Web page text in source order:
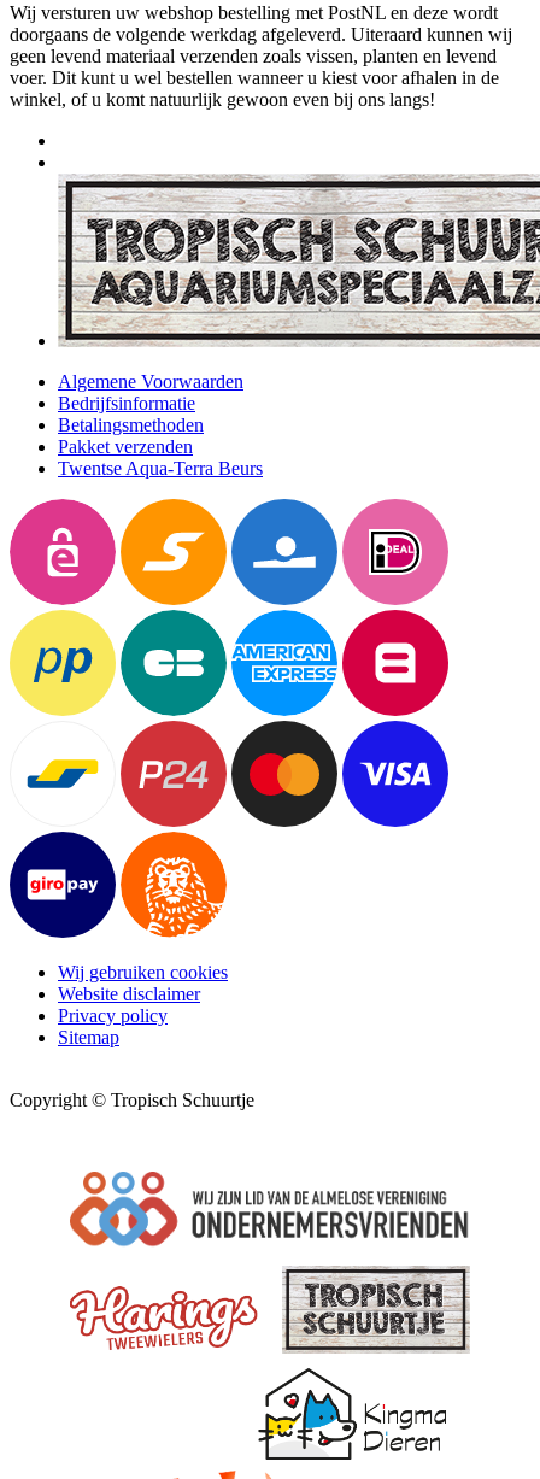
Wij versturen uw webshop bestelling met PostNL en deze wordt
doorgaans de volgende werkdag afgeleverd. Uiteraard kunnen wij
geen levend materiaal verzenden zoals vissen, planten en levend
voer. Dit kunt u wel bestellen wanneer u kiest voor afhalen in de
winkel, of u komt natuurlijk gewoon even bij ons langs!
Algemene Voorwaarden
Bedrijfsinformatie
Betalingsmethoden
Pakket verzenden
Twentse Aqua-Terra Beurs
Wij gebruiken cookies
Website disclaimer
Privacy policy
Sitemap
Copyright © Tropisch Schuurtje